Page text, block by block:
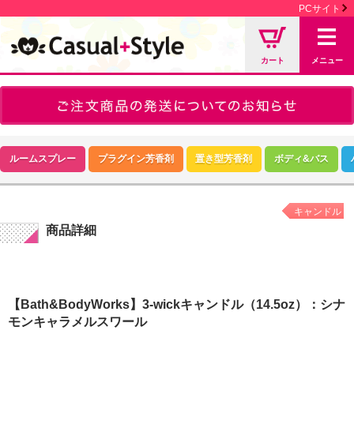
PCサイト
カート メニュー
ルームスプレー プラグイン芳香剤 置き型芳香剤 ボディ&バス
商品詳細
キャンドル
【Bath&BodyWorks】3-wickキャンドル（14.5oz）：シナ
モンキャラメルスワール